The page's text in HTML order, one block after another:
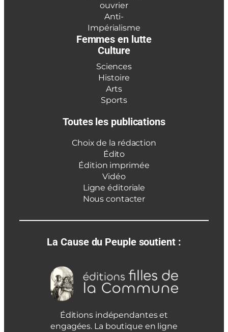
ouvrier
Anti-
Impérialisme
Femmes en lutte
Culture
Sciences
Histoire
Arts
Sports
Toutes les publications
Choix de la rédaction
Édito
Édition imprimée
Vidéo
Ligne éditoriale
Nous contacter
La Cause du Peuple soutient :
Éditions indépendantes et
engagées. La boutique en ligne